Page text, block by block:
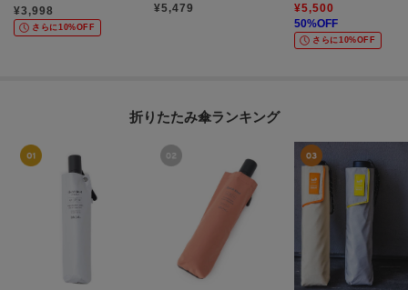
¥3,998
さらに10%OFF
¥5,479 ¥5,500
50%OFF
さらに10%OFF
折りたたみ傘ランキング